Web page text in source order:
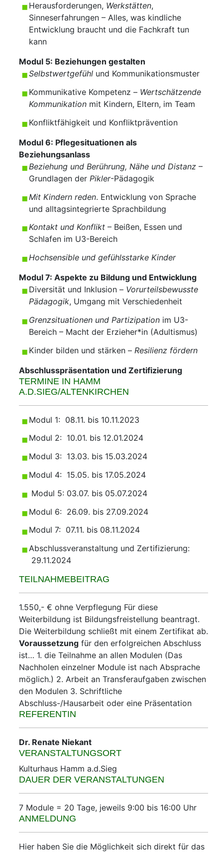
Herausforderungen, Werkstätten,
Sinneserfahrungen – Alles, was kindliche
Entwicklung braucht und die Fachkraft tun
kann
Modul 5: Beziehungen gestalten
Selbstwertgefühlund Kommunikationsmuster
Kommunikative Kompetenz – Wertschätzende
Kommunikationmit Kindern, Eltern, im Team
Konfliktfähigkeit und Konfliktprävention
Modul 6: Pflegesituationen als
Beziehungsanlass
Beziehung und Berührung, Nähe und Distanz–
Grundlagen der Pikler-Pädagogik
Mit Kindern reden. Entwicklung von Sprache
und alltagsintegrierte Sprachbildung
Kontakt und Konflikt– Beißen, Essen und
Schlafen im U3-Bereich
Hochsensible und gefühlsstarke Kinder
Modul 7: Aspekte zu Bildung und Entwicklung
Diversität und Inklusion – Vorurteilsbewusste
Pädagogik, Umgang mit Verschiedenheit
Grenzsituationen und Partizipationim U3-
Bereich – Macht der Erzieher*in (Adultismus)
Kinder bilden und stärken – Resilienz fördern
Abschlusspräsentation und Zertifizierung
TERMINE IN HAMM
A.D.SIEG/ALTENKIRCHEN
Modul 1: 08.11. bis 10.11.2023
Modul 2: 10.01. bis 12.01.2024
Modul 3: 13.03. bis 15.03.2024
Modul 4: 15.05. bis 17.05.2024
Modul 5: 03.07. bis 05.07.2024
Modul 6: 26.09. bis 27.09.2024
Modul 7: 07.11. bis 08.11.2024
Abschlussveranstaltung und Zertifizierung:
29.11.2024
TEILNAHMEBEITRAG
1.550,- € ohne Verpflegung Für diese
Weiterbildung ist Bildungsfreistellung beantragt.
Die Weiterbildung schließt mit einem Zertifikat ab.
Voraussetzungfür den erfolgreichen Abschluss
ist… 1. die Teilnahme an allen Modulen (Das
Nachholen einzelner Module ist nach Absprache
möglich.) 2. Arbeit an Transferaufgaben zwischen
den Modulen 3. Schriftliche
Abschluss-/Hausarbeit oder eine Präsentation
REFERENTIN
Dr. Renate Niekant
VERANSTALTUNGSORT
Kulturhaus Hamm a.d.Sieg
DAUER DER VERANSTALTUNGEN
7 Module = 20 Tage, jeweils 9:00 bis 16:00 Uhr
ANMELDUNG
Hier haben Sie die Möglichkeit sich direkt für das